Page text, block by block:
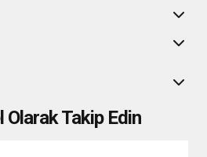
Olarak Takip Edin